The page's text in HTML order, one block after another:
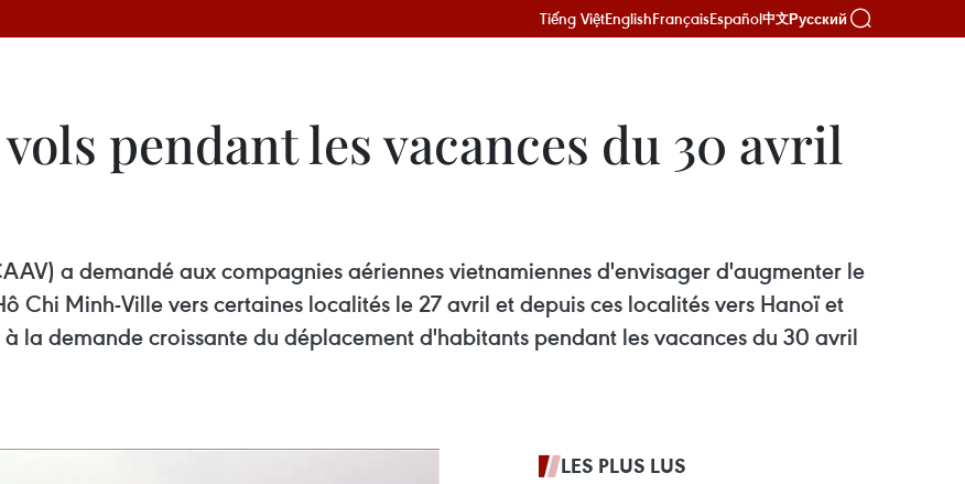
Tiếng ViệtEnglishFrançaisEspañol中文Русский
pendant les vacances du 30 avril
a demandé aux compagnies aériennes vietnamiennes d'envisager d'augmenter le
Chi Minh-Ville vers certaines localités le 27 avril et depuis ces localités vers Hanoï et
la demande croissante du déplacement d'habitants pendant les vacances du 30 avril
LES PLUS LUS